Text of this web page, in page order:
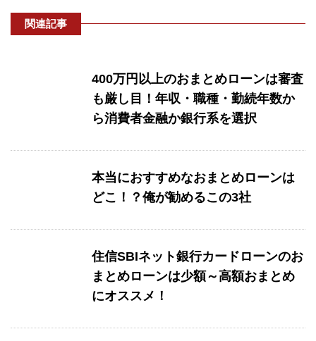
関連記事
400万円以上のおまとめローンは審査
も厳し目！年収・職種・勤続年数か
ら消費者金融か銀行系を選択
本当におすすめなおまとめローンは
どこ！？俺が勧めるこの3社
住信SBIネット銀行カードローンのお
まとめローンは少額～高額おまとめ
にオススメ！